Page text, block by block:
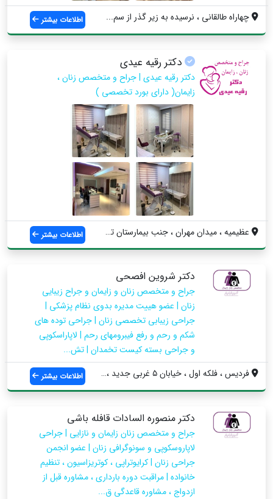
چهاراه طالقانی ، نرسیده به زیر گذر از سم... اطلاعات بیشتر
دکتر رقیه عیدی
دکتر رقیه عیدی | جراح و متخصص زنان ،
زایمان( دارای بورد تخصصی )
عظیمیه ، میدان مهران ، جنب بیمارستان تخت... اطلاعات بیشتر
دکتر شروین افصحی
جراح و متخصص زنان و زایمان و جراح زیبایی
زنان | عضو هییت مدیره بدوی نظام پزشکی |
جراحی زیبابی تخصصی زنان | جراحی توده های
شکم و رحم و رفع فیبرومهای رحم | لاپاراسکوپی
و جراحی بسته کیست تخمدان | تش...
فردیس ، فلکه اول ، خیابان ۵ غربی جدید ، ...
اطلاعات بیشتر
دکتر منصوره السادات قافله باشی
جراح و متخصص زنان زایمان و نازایی | جراحی
لاپاروسکوپی و سونوگرافی زنان | عضو انجمن
جراحی زنان | کرایوتراپی ، کوتریزاسیون ، تنظیم
خانواده | مراقبت دوره بارداری ، مشاوره قبل از
ازدواج ، مشاوره قاعدگی ق...